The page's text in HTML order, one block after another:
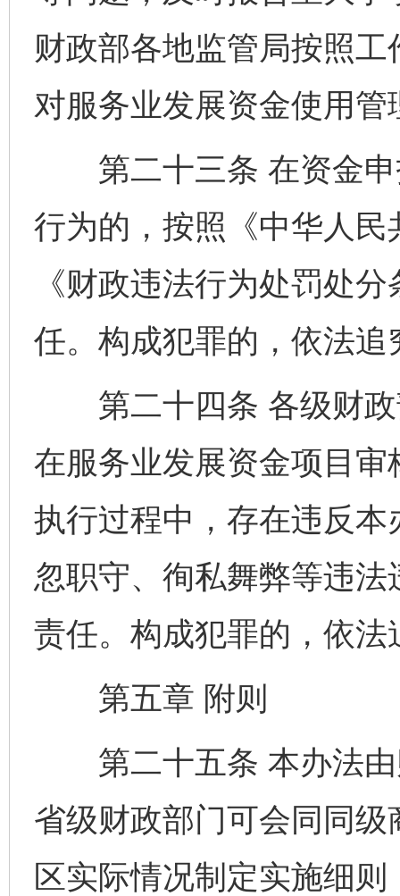
财政部各地监管局按照
对服务业发展资金使用
第二十三条 在资金申
行为的，按照《中华人
《财政违法行为处罚处
任。构成犯罪的，依法
第二十四条 各级财政
在服务业发展资金项目
执行过程中，存在违反
忽职守、徇私舞弊等违
责任。构成犯罪的，依
第五章 附则
第二十五条 本办法由
省级财政部门可会同同
区实际情况制定实施细